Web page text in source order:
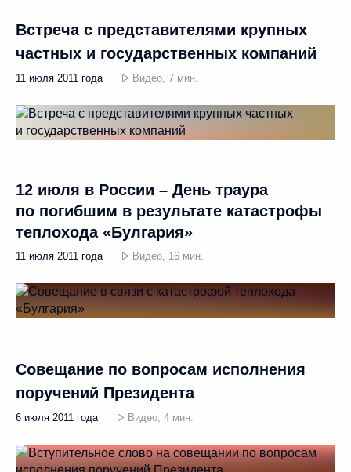
Встреча с представителями крупных
частных и государственных компаний
11 июля 2011 года Видео, 7 мин.
12 июля в России – День траура
по погибшим в результате катастрофы
теплохода «Булгария»
11 июля 2011 года Видео, 16 мин.
Совещание по вопросам исполнения
поручений Президента
6 июля 2011 года Видео, 4 мин.